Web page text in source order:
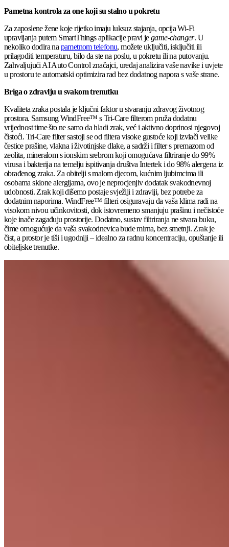
Pametna kontrola za one koji su stalno u pokretu
Za zaposlene žene koje rijetko imaju luksuz stajanja, opcija Wi-Fi
upravljanja putem SmartThings aplikacije pravi jegame-changer. U
nekoliko dodira na pametnom telefonu, možete uključiti, isključiti ili
prilagoditi temperaturu, bilo da ste na poslu, u pokretu ili na putovanju.
Zahvaljujući AI Auto Control značajci, uređaj analizira vaše navike i uvjete
u prostoru te automatski optimizira rad bez dodatnog napora s vaše strane.
Briga o zdravlju u svakom trenutku
Kvaliteta zraka postala je ključni faktor u stvaranju zdravog životnog
prostora. Samsung WindFree™ s Tri-Care filterom pruža dodatnu
vrijednost time što ne samo da hladi zrak, već i aktivno doprinosi njegovoj
čistoći. Tri-Care filter sastoji se od filtera visoke gustoće koji izvlači velike
čestice prašine, vlakna i životinjske dlake, a sadrži i filter s premazom od
zeolita, mineralom s ionskim srebrom koji omogućava filtriranje do 99%
virusa i bakterija na temelju ispitivanja društva Intertek i do 98% alergena iz
obrađenog zraka. Za obitelji s malom djecom, kućnim ljubimcima ili
osobama sklone alergijama, ovo je neprocjenjiv dodatak svakodnevnoj
udobnosti. Zrak koji dišemo postaje svježiji i zdraviji, bez potrebe za
dodatnim naporima. WindFree™ filteri osiguravaju da vaša klima radi na
visokom nivou učinkovitosti, dok istovremeno smanjuju prašinu i nečistoće
koje inače zagađuju prostorije. Dodatno, sustav filtriranja ne stvara buku,
čime omogućuje da vaša svakodnevica bude mirna, bez smetnji. Zrak je
čist, a prostor je tiši i ugodniji – idealno za radnu koncentraciju, opuštanje ili
obiteljske trenutke.